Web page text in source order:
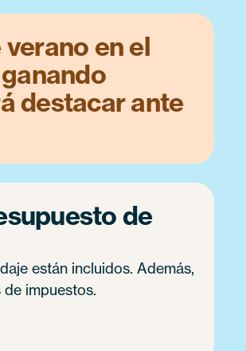
en el
destacar ante
de
están incluidos. Además,
impuestos.